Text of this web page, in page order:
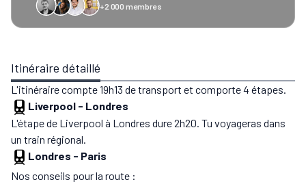
+2 000 membres
GreenGo Caledonian
Itinéraire détaillé
L'itinéraire compte 19h13 de transport et comporte 4 étapes.
Liverpool - Londres
L'étape de Liverpool à Londres dure 2h20. Tu voyageras dans
un train régional.
Londres - Paris
Nos conseils pour la route :